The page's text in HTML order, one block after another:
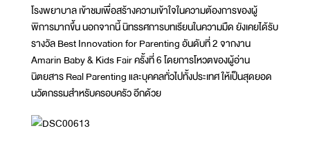
โรงพยาบาล เข้าชมเพื่อสร้างความเข้าใจในความต้องการของผู้
พิการมากขึ้น นอกจากนี้ นิทรรศการบทเรียนในความมืด ยังเคยได้รับ
รางวัล Best Innovation for Parenting อันดับที่ 2 จากงาน
Amarin Baby & Kids Fair ครั้งที่ 6 โดยการโหวตของผู้อ่าน
นิตยสาร Real Parenting และบุคคลทั่วไปทั้งประเทศ ให้เป็นสุดยอด
นวัตกรรมสำหรับครอบครัว อีกด้วย